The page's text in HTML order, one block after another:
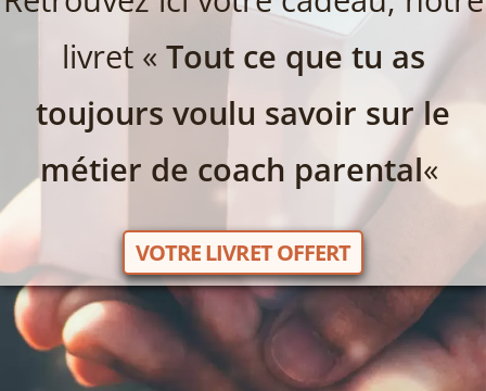
livret « Tout ce que tu as
toujours voulu savoir sur le
métier de coach parental«
VOTRE LIVRET OFFERT